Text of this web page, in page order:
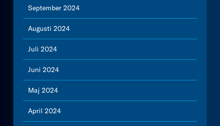
September 2024
Augusti 2024
Juli 2024
Juni 2024
Maj 2024
April 2024